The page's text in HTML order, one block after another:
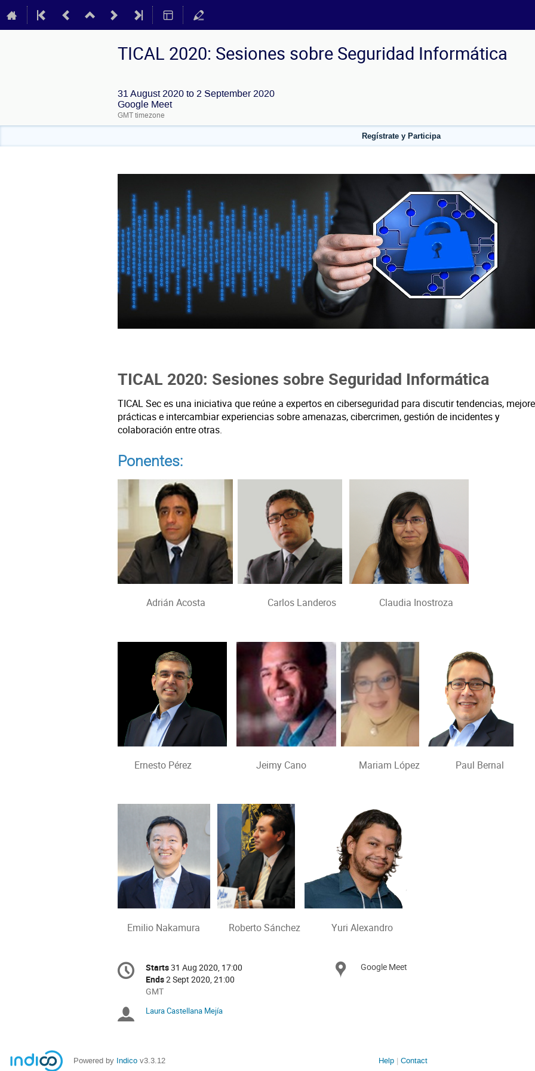
TICAL 2020: Sesiones sobre Seguridad Informática
31 August 2020 to 2 September 2020
Google Meet
GMT timezone
Regístrate y Participa
TICAL 2020: Sesiones sobre Seguridad Informática
TICAL Sec es una iniciativa que reúne a expertos en ciberseguridad para discutir tendencias,
prácticas e intercambiar experiencias sobre amenazas, cibercrimen, gestión de incidentes y
colaboración entre otras.
Ponentes:
Adrián Acosta Carlos Landeros Claudia Inostroza
Ernesto Pérez Jeimy Cano Mariam López Paul Bernal
Emilio Nakamura Roberto Sánchez Yuri Alexandro
Conference
information
Date/Time
Starts31 Aug 2020, 17:00
Ends2 Sept 2020, 21:00
All
are
GMT
Location
Google Meet
Chairpersons
Laura Castellana Mejía
Powered by Indico v3.3.12 Help Contact